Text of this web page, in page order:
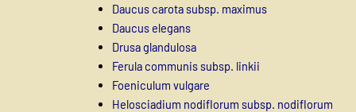
Daucus carota subsp. maximus
Daucus elegans
Drusa glandulosa
Ferula communis subsp. linkii
Foeniculum vulgare
Helosciadium nodiflorum subsp. nodiflorum